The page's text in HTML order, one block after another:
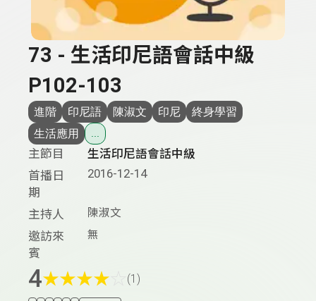
73 - 生活印尼語會話中級
P102-103
進階 印尼語 陳淑文 印尼
終身學習
生活應用
...
主節目
生活印尼語會話中級
首播日
期
2016-12-14
主持人 陳淑文
邀訪來
賓
無
4★★★★ (1)